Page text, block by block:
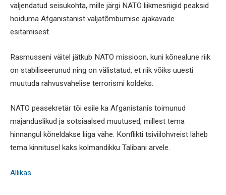
väljendatud seisukohta, mille järgi NATO liikmesriigid peaksid
hoiduma Afganistanist väljatõmbumise ajakavade
esitamisest.
Rasmusseni väitel jätkub NATO missioon, kuni kõnealune riik
on stabiliseerunud ning on välistatud, et riik võiks uuesti
muutuda rahvusvahelise terrorismi koldeks.
NATO peasekretär tõi esile ka Afganistanis toimunud
majanduslikud ja sotsiaalsed muutused, millest tema
hinnangul kõneldakse liiga vähe. Konflikti tsiviilohvreist läheb
tema kinnitusel kaks kolmandikku Talibani arvele.
Allikas